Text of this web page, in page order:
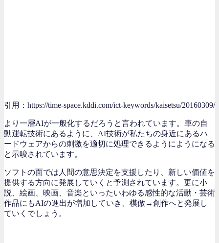
引用：https://time-space.kddi.com/ict-keywords/kaisetsu/20160309/
より一層AIが一般化するだろうと言われています。車の自
動運転技術にあるように、AI技術が私たちの身近にあるハ
ードウェアからの刺激を適切に処理できるようにようになる
と示唆されています。
ソフトの面では人間の意思決定を支援したり、新しい価値を
提供する方向に発展していくと予測されています。更に小
説、絵画、映画、音楽といったいわゆる感性的な活動・芸術
作品にもAIの進出が増加していき、模倣→創作へと発展し
ていくでしょう。